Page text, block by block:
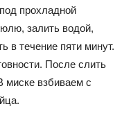
прохладной
залить водой,
в течение пяти минут.
После слить
миске взбиваем с